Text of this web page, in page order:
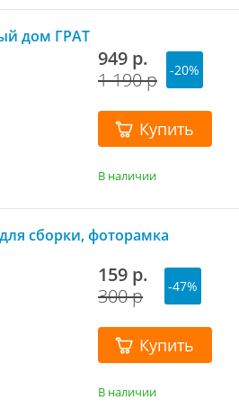
дом ГРАТ
949 р.
1 190 р
-20%
Купить
В наличии
сборки, фоторамка
159 р.
300 р
-47%
Купить
В наличии